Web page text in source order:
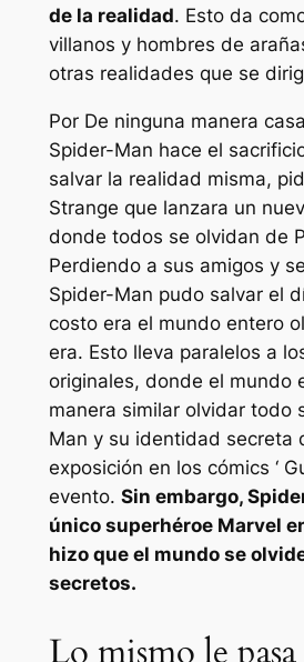
de la realidad. Esto da
villanos y hombres de
otras realidades que se
Por De ninguna manera casa
Spider-Man hace el
salvar la realidad misma,
Strange que lanzara un
donde todos se olvidan de
Perdiendo a sus amigos y
Spider-Man pudo salvar el
costo era el mundo entero
era. Esto lleva paralelos a
originales, donde el mundo
manera similar olvidar todo
Man y su identidad secreta
exposición en los cómics ‘
evento. Sin embargo,
único superhéroe Marvel
hizo que el mundo se
secretos.
Lo mismo le